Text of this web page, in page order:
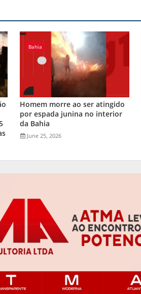
Bahia
Homem morre ao ser atingido
por espada junina no interior
da Bahia
June 25, 2026